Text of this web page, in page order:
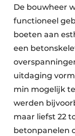
De bouwheer
functioneel
boeten aan
een
uitdaging
min mogelijk
werden
maar liefst 22
betonpanelen